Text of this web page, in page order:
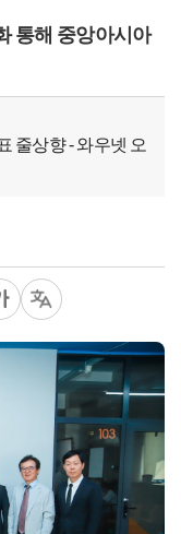
통해 중앙아시아
줄상향 - 와우넷 오